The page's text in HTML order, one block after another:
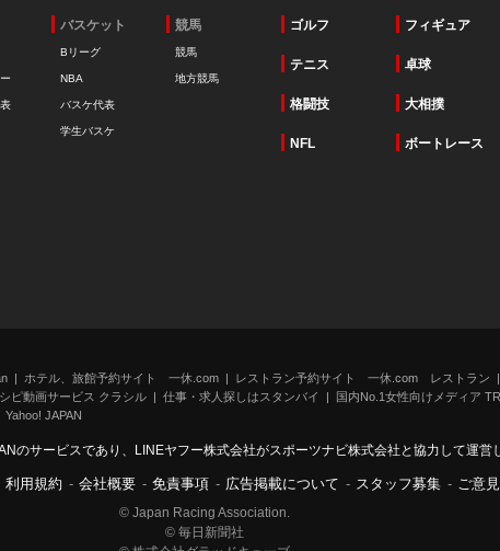
バスケット
Bリーグ
NBA
バスケ代表
学生バスケ
競馬
競馬
地方競馬
ゴルフ フィギュア
テニス 卓球
格闘技 大相撲
NFL ボートレース
ホテル、旅館予約サイト 一休.com
レストラン予約サイト 一休.com レストラン
ピ動画サービス クラシル 仕事・求人探しはスタンバイ
国内No.1女性向けメディア
Yahoo! JAPAN
のサービスであり、LINEヤフー株式会社がスポーツナビ株式会社と協力して運営
利用規約 - 会社概要 - 免責事項 - 広告掲載について - スタッフ募集 - ご意
© Japan Racing Association.
© 毎日新聞社